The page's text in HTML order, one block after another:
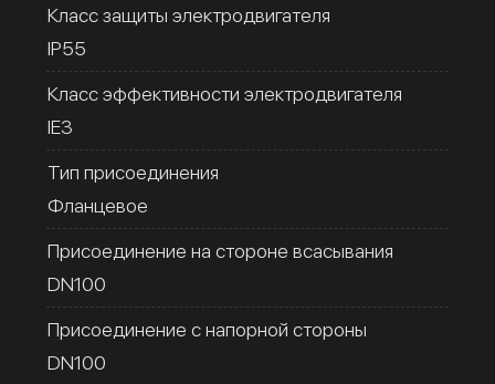
Класс защиты электродвигателя
IP55
Класс эффективности электродвигателя
IE3
Тип присоединения
Фланцевое
Присоединение на стороне всасывания
DN100
Присоединение с напорной стороны
DN100